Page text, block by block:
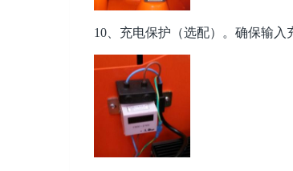
10、充电保护（选配）。确保输入